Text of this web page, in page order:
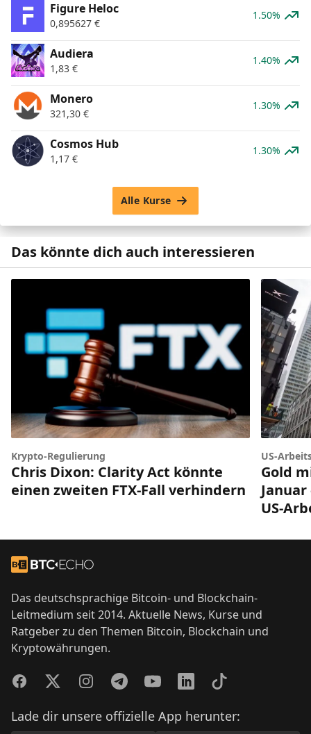
Figure Heloc
0,895627 €
1.50%
Audiera
1,83 €
1.40%
Monero
321,30 €
1.30%
Cosmos Hub
1,17 €
1.30%
Alle Kurse
Das könnte dich auch interessieren
Krypto-Regulierung
Chris Dixon: Clarity Act könnte
einen zweiten FTX-Fall verhindern
US-
Gold
US-
Zur Startseite
Das deutschsprachige Bitcoin- und Blockchain-
Leitmedium seit 2014. Aktuelle News, Kurse und
Ratgeber zu den Themen Bitcoin, Blockchain und
Kryptowährungen.
FacebookTwitterInstagramTelegramYouTubeLinkedInTikTok
Lade dir unsere offizielle App herunter: